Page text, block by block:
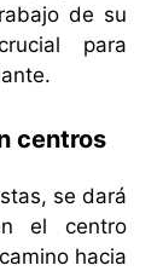
de su
para
centros
se dará
el centro
hacia